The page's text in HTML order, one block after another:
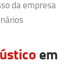
da empresa
em